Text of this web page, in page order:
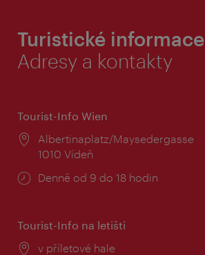
Turistické informace
Adresy a kontakty
Tourist-Info Wien
Místo:
Albertinaplatz/Maysedergasse
1010 Vídeň
Provozní
Denně od 9 do 18 hodin
Tourist-Info na letišti
Místo:
v příletové hale